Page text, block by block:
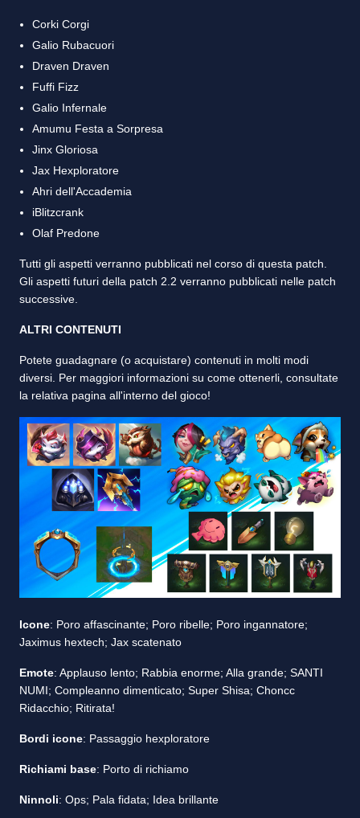
Corki Corgi
Galio Rubacuori
Draven Draven
Fuffi Fizz
Galio Infernale
Amumu Festa a Sorpresa
Jinx Gloriosa
Jax Hexploratore
Ahri dell'Accademia
iBlitzcrank
Olaf Predone
Tutti gli aspetti verranno pubblicati nel corso di questa patch.
Gli aspetti futuri della patch 2.2 verranno pubblicati nelle patch
successive.
ALTRI CONTENUTI
Potete guadagnare (o acquistare) contenuti in molti modi
diversi. Per maggiori informazioni su come ottenerli, consultate
la relativa pagina all'interno del gioco!
Icone: Poro affascinante; Poro ribelle; Poro ingannatore;
Jaximus hextech; Jax scatenato
Emote: Applauso lento; Rabbia enorme; Alla grande; SANTI
NUMI; Compleanno dimenticato; Super Shisa; Choncc
Ridacchio; Ritirata!
Bordi icone: Passaggio hexploratore
Richiami base: Porto di richiamo
Ninnoli: Ops; Pala fidata; Idea brillante